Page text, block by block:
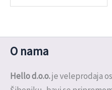
O nama
Hello d.o.o.je veleprodaja